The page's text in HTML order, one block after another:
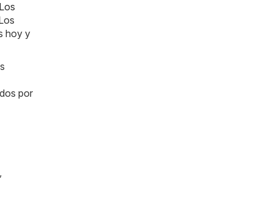
Los
hoy y
por
,